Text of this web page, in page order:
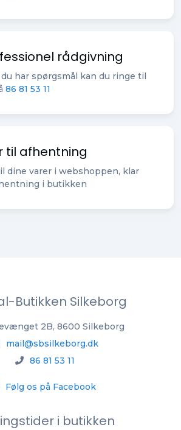
rådgivning
har spørgsmål kan du ringe til
86 81 53 11
til afhentning
dine varer i webshoppen, klar
i butikken
Butikken Silkeborg
2B, 8600 Silkeborg
mail@sbsilkeborg.dk
86 81 53 11
Følg os på Facebook
i butikken